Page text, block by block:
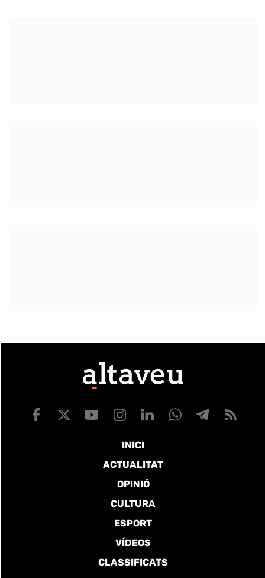
INICI
ACTUALITAT
OPINIÓ
CULTURA
ESPORT
VÍDEOS
CLASSIFICATS